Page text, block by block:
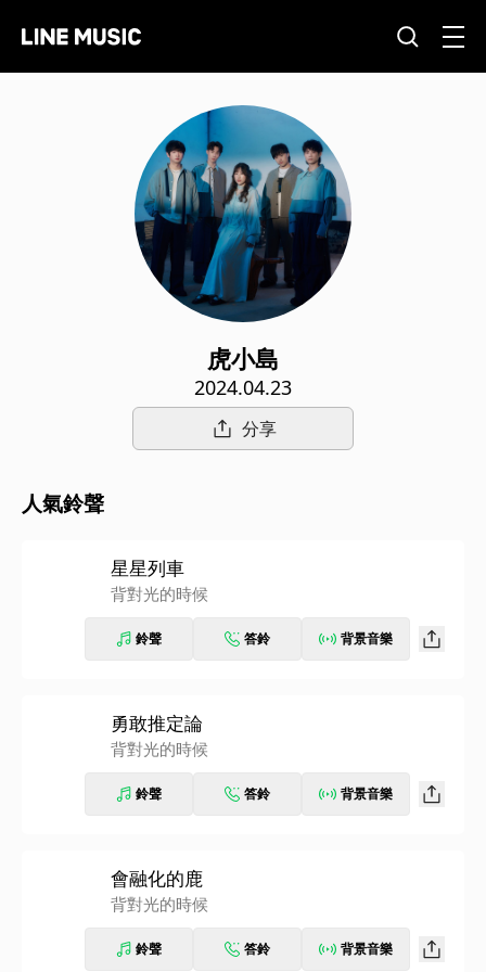
虎小島
2024.04.23
分享
人氣鈴聲
星星列車
背對光的時候
鈴聲 答鈴 背景音樂
勇敢推定論
背對光的時候
鈴聲 答鈴 背景音樂
會融化的鹿
背對光的時候
鈴聲 答鈴 背景音樂